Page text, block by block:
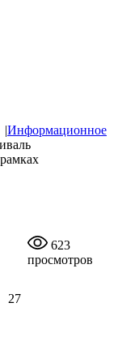
|Информационное
27
623
просмотров